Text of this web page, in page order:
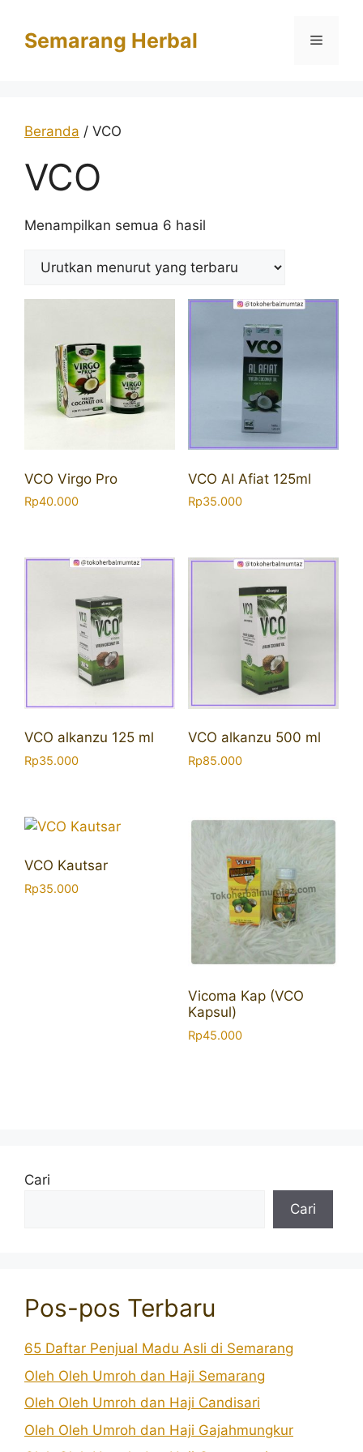
Semarang Herbal Menu
Beranda / VCO
VCO
Menampilkan semua 6 hasil
yang
VCO Virgo Pro
Rp40.000
VCO Al Afiat 125ml
Rp35.000
VCO alkanzu 125 ml
Rp35.000
VCO alkanzu 500 ml
Rp85.000
VCO Kautsar
Rp35.000
Vicoma Kap (VCO
Kapsul)
Rp45.000
Cari
Cari
Pos-pos Terbaru
65 Daftar Penjual Madu Asli di Semarang
Oleh Oleh Umroh dan Haji Semarang
Oleh Oleh Umroh dan Haji Candisari
Oleh Oleh Umroh dan Haji Gajahmungkur